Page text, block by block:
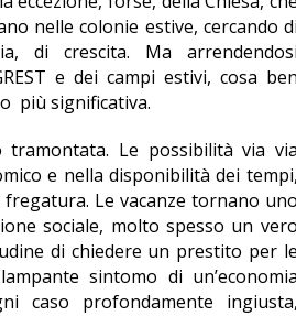
nelle colonie estive, cercando di
di crescita. Ma arrendendosi
e dei campi estivi, cosa ben
più significativa.
tramontata. Le possibilità via via
e nella disponibilità dei tempi,
Le vacanze tornano uno
sociale, molto spesso un vero
di chiedere un prestito per le
sintomo di un’economia
caso profondamente ingiusta,